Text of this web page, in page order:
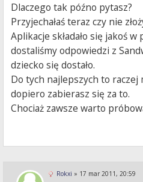
Dlaczego tak późno pytasz?
Przyjechałaś teraz czy nie
Aplikacje składało się jakoś
dostaliśmy odpowiedzi z
dziecko się dostało.
Do tych najlepszych to raczej
dopiero zabierasz się za to.
Chociaż zawsze warto
Rokxi » 17 mar 2011, 20:59